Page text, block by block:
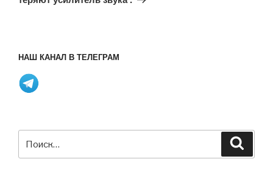
НАШ КАНАЛ В ТЕЛЕГРАМ